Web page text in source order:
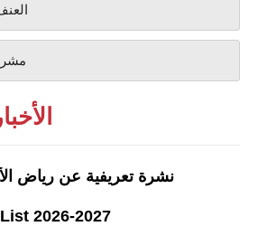
نشرة تعريفية عن رياض
2026-2027